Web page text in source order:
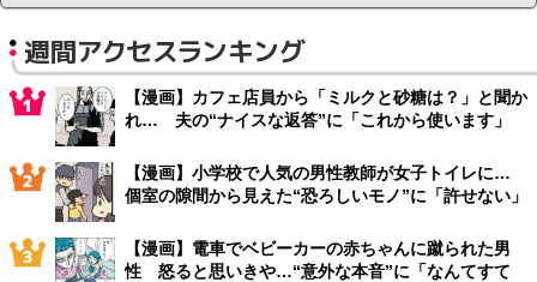
週間アクセスランキング
【漫画】カフェ店員から「ミルクと砂糖は？」と聞か
れ… 夫の“ナイスな返答”に「これから使います」
【漫画】小学校で人気の男性教師が女子トイレに…
個室の隙間から見えた“恐ろしいモノ”に「許せない」
【漫画】電車でベビーカーの赤ちゃんに蹴られた男
性 怒ると思いきや…“意外な本音”に「なんてすて